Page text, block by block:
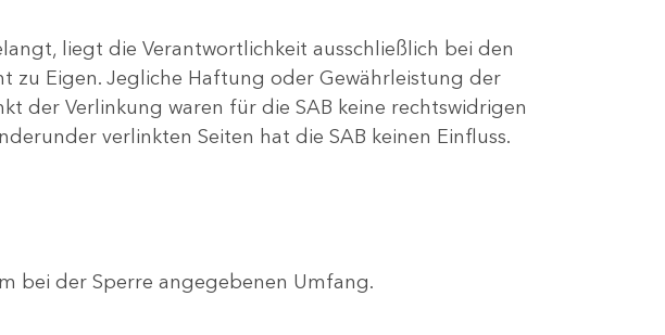
liegt die Verantwortlichkeit ausschließlich bei den
zu Eigen. Jegliche Haftung oder Gewährleistung der
der Verlinkung waren für die SAB keine rechtswidrigen
verlinkten Seiten hat die SAB keinen Einfluss.
bei der Sperre angegebenen Umfang.